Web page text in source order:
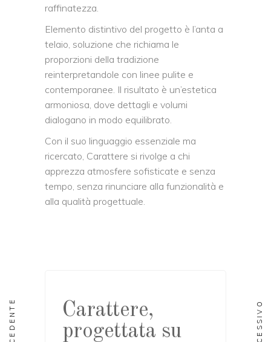
raffinatezza.
Elemento distintivo del progetto è l’anta a
telaio, soluzione che richiama le
proporzioni della tradizione
reinterpretandole con linee pulite e
contemporanee. Il risultato è un’estetica
armoniosa, dove dettagli e volumi
dialogano in modo equilibrato.
Con il suo linguaggio essenziale ma
ricercato, Carattere si rivolge a chi
apprezza atmosfere sofisticate e senza
tempo, senza rinunciare alla funzionalità e
alla qualità progettuale.
Carattere,
progettata su